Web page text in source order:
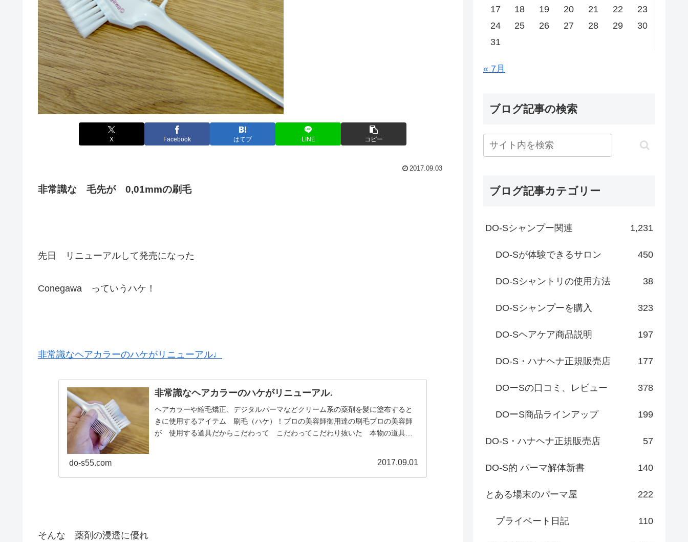
X Facebook はてブ LINE コピー
2017.09.03
非常識な 毛先が 0,01mmの刷毛
先日 リニューアルして発売になった
Conegawa っていうハケ！
非常識なヘアカラーのハケがリニューアル♩
非常識なヘアカラーのハケがリニューアル♩
ヘアカラーや縮毛矯正、デジタルパーマなどクリーム系の薬剤を髪に塗布すると
きに使用するアイテム 刷毛（ハケ）！ブロの美容師御用達の刷毛プロの美容師
が 使用する道具だからこだわって こだわってこだわり抜いた 本物の道具を
do-s55.com 2017.09.01
そんな 薬剤の浸透に優れ
17 18 19 20 21 22
23
24
25 26 27 28 29
30
31
« 7月
ブログ記事の検索
ブログ記事カテゴリー
DO-Sシャンプー関連 1,231
DO-Sが体験できるサロン 450
DO-Sシャントリの使用方法 38
DO-Sシャンプーを購入 323
DO-Sヘアケア商品説明 197
DO-S・ハナヘナ正規販売店 177
DOーSの口コミ、レビュー 378
DOーS商品ラインアップ 199
DO-S・ハナヘナ正規販売店 57
DO-S的 パーマ解体新書 140
とある場末のパーマ屋 222
プライベート日記 110